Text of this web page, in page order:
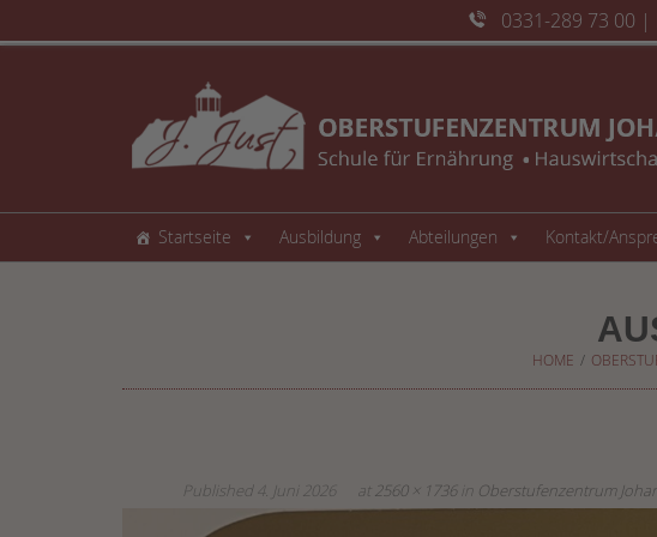
0331-289 73 00 |
Startseite Ausbildung Abteilungen Kontakt/
HOME /
Published 4. Juni 2026 at 2560 × 1736 in Oberstufenzentrum